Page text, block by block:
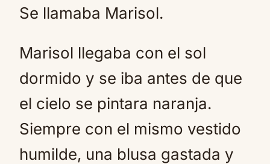
Se llamaba Marisol.
Marisol llegaba con el sol
dormido y se iba antes de que
el cielo se pintara naranja.
Siempre con el mismo vestido
humilde, una blusa gastada y